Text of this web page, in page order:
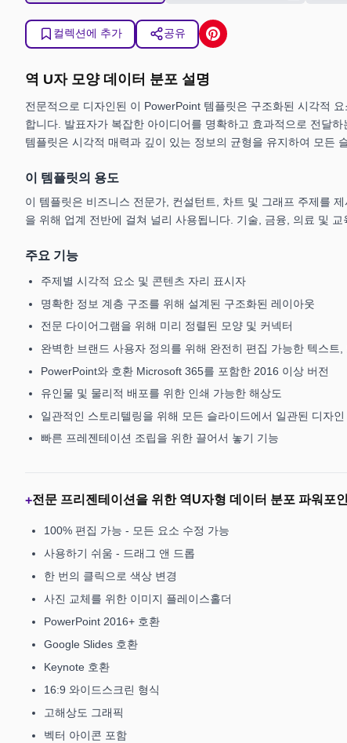
컬렉션에 추가 공유
역 U자 모양 데이터 분포 설명
전문적으로 디자인된 이 PowerPoint 템플릿은 구조화된 시각적
합니다. 발표자가 복잡한 아이디어를 명확하고 효과적으로 전달
템플릿은 시각적 매력과 깊이 있는 정보의 균형을 유지하여 모든
이 템플릿의 용도
이 템플릿은 비즈니스 전문가, 컨설턴트, 차트 및 그래프 주제를
을 위해 업계 전반에 걸쳐 널리 사용됩니다. 기술, 금융, 의료 및
주요 기능
주제별 시각적 요소 및 콘텐츠 자리 표시자
명확한 정보 계층 구조를 위해 설계된 구조화된 레이아웃
전문 다이어그램을 위해 미리 정렬된 모양 및 커넥터
완벽한 브랜드 사용자 정의를 위해 완전히 편집 가능한 텍스트
PowerPoint와 호환 Microsoft 365를 포함한 2016 이상 버전
유인물 및 물리적 배포를 위한 인쇄 가능한 해상도
일관적인 스토리텔링을 위해 모든 슬라이드에서 일관된 디자인
빠른 프레젠테이션 조립을 위한 끌어서 놓기 기능
+전문 프리젠테이션을 위한 역U자형 데이터 분포 파워포
100% 편집 가능 - 모든 요소 수정 가능
사용하기 쉬움 - 드래그 앤 드롭
한 번의 클릭으로 색상 변경
사진 교체를 위한 이미지 플레이스홀더
PowerPoint 2016+ 호환
Google Slides 호환
Keynote 호환
16:9 와이드스크린 형식
고해상도 그래픽
벡터 아이콘 포함